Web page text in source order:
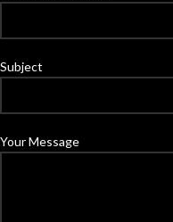
Subject
Your Message